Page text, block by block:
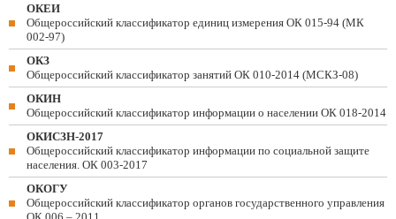
ОКЕИ
Общероссийский классификатор единиц измерения ОК 015-94 (МК
002-97)
ОКЗ
Общероссийский классификатор занятий ОК 010-2014 (МСКЗ-08)
ОКИН
Общероссийский классификатор информации о населении ОК 018-2014
ОКИСЗН-2017
Общероссийский классификатор информации по социальной защите
населения. ОК 003-2017
ОКОГУ
Общероссийский классификатор органов государственного управления